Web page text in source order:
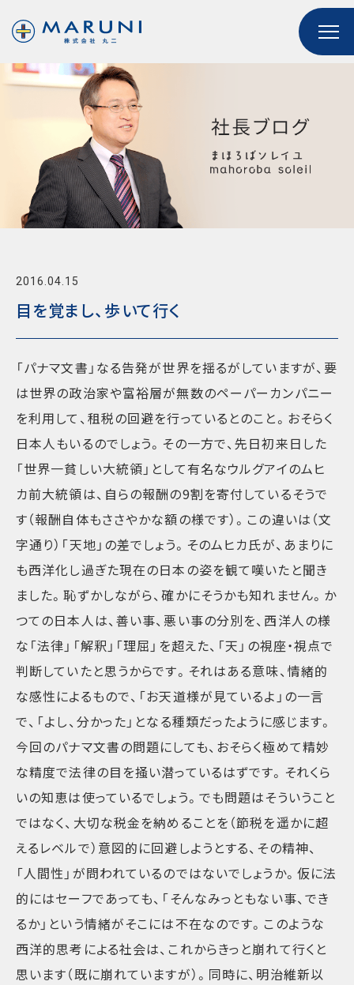
2016.04.15
目を覚まし、歩いて行く
「パナマ文書」なる告発が世界を揺るがしていますが、要
は世界の政治家や富裕層が無数のペーパーカンパニー
を利用して、租税の回避を行っているとのこと。おそらく
日本人もいるのでしょう。その一方で、先日初来日した
「世界一貧しい大統領」として有名なウルグアイのムヒ
カ前大統領は、自らの報酬の9割を寄付しているそうで
す（報酬自体もささやかな額の様です）。この違いは（文
字通り）「天地」の差でしょう。そのムヒカ氏が、あまりに
も西洋化し過ぎた現在の日本の姿を観て嘆いたと聞き
ました。恥ずかしながら、確かにそうかも知れません。か
つての日本人は、善い事、悪い事の分別を、西洋人の様
な「法律」「解釈」「理屈」を超えた、「天」の視座・視点で
判断していたと思うからです。それはある意味、情緒的
な感性によるもので、「お天道様が見ているよ」の一言
で、「よし、分かった」となる種類だったように感じます。
今回のパナマ文書の問題にしても、おそらく極めて精妙
な精度で法律の目を掻い潜っているはずです。それくら
いの知恵は使っているでしょう。でも問題はそういうこと
ではなく、大切な税金を納めることを（節税を遥かに超
えるレベルで）意図的に回避しようとする、その精神、
「人間性」が問われているのではないでしょうか。仮に法
的にはセーフであっても、「そんなみっともない事、でき
るか」という情緒がそこには不在なのです。このような
西洋的思考による社会は、これからきっと崩れて行くと
思います（既に崩れていますが）。同時に、明治維新以